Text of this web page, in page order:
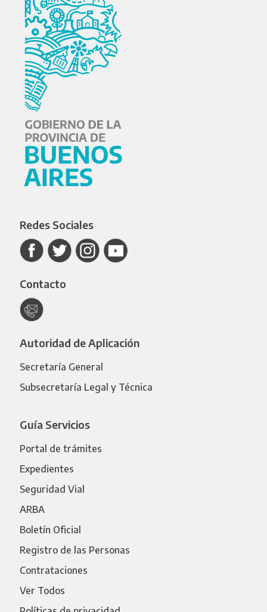
Redes Sociales
Contacto
Autoridad de Aplicación
Secretaría General
Subsecretaría Legal y Técnica
Guía Servicios
Portal de trámites
Expedientes
Seguridad Vial
ARBA
Boletín Oficial
Registro de las Personas
Contrataciones
Ver Todos